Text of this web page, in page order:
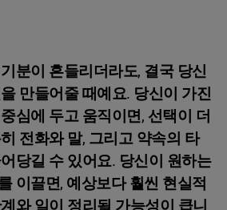
분이 흔들리더라도, 결국 당신
만들어줄 때예요. 당신이 가진
심에 두고 움직이면, 선택이 더
전화와 말, 그리고 약속의 타
당길 수 있어요. 당신이 원하는
이끌면, 예상보다 훨씬 현실적